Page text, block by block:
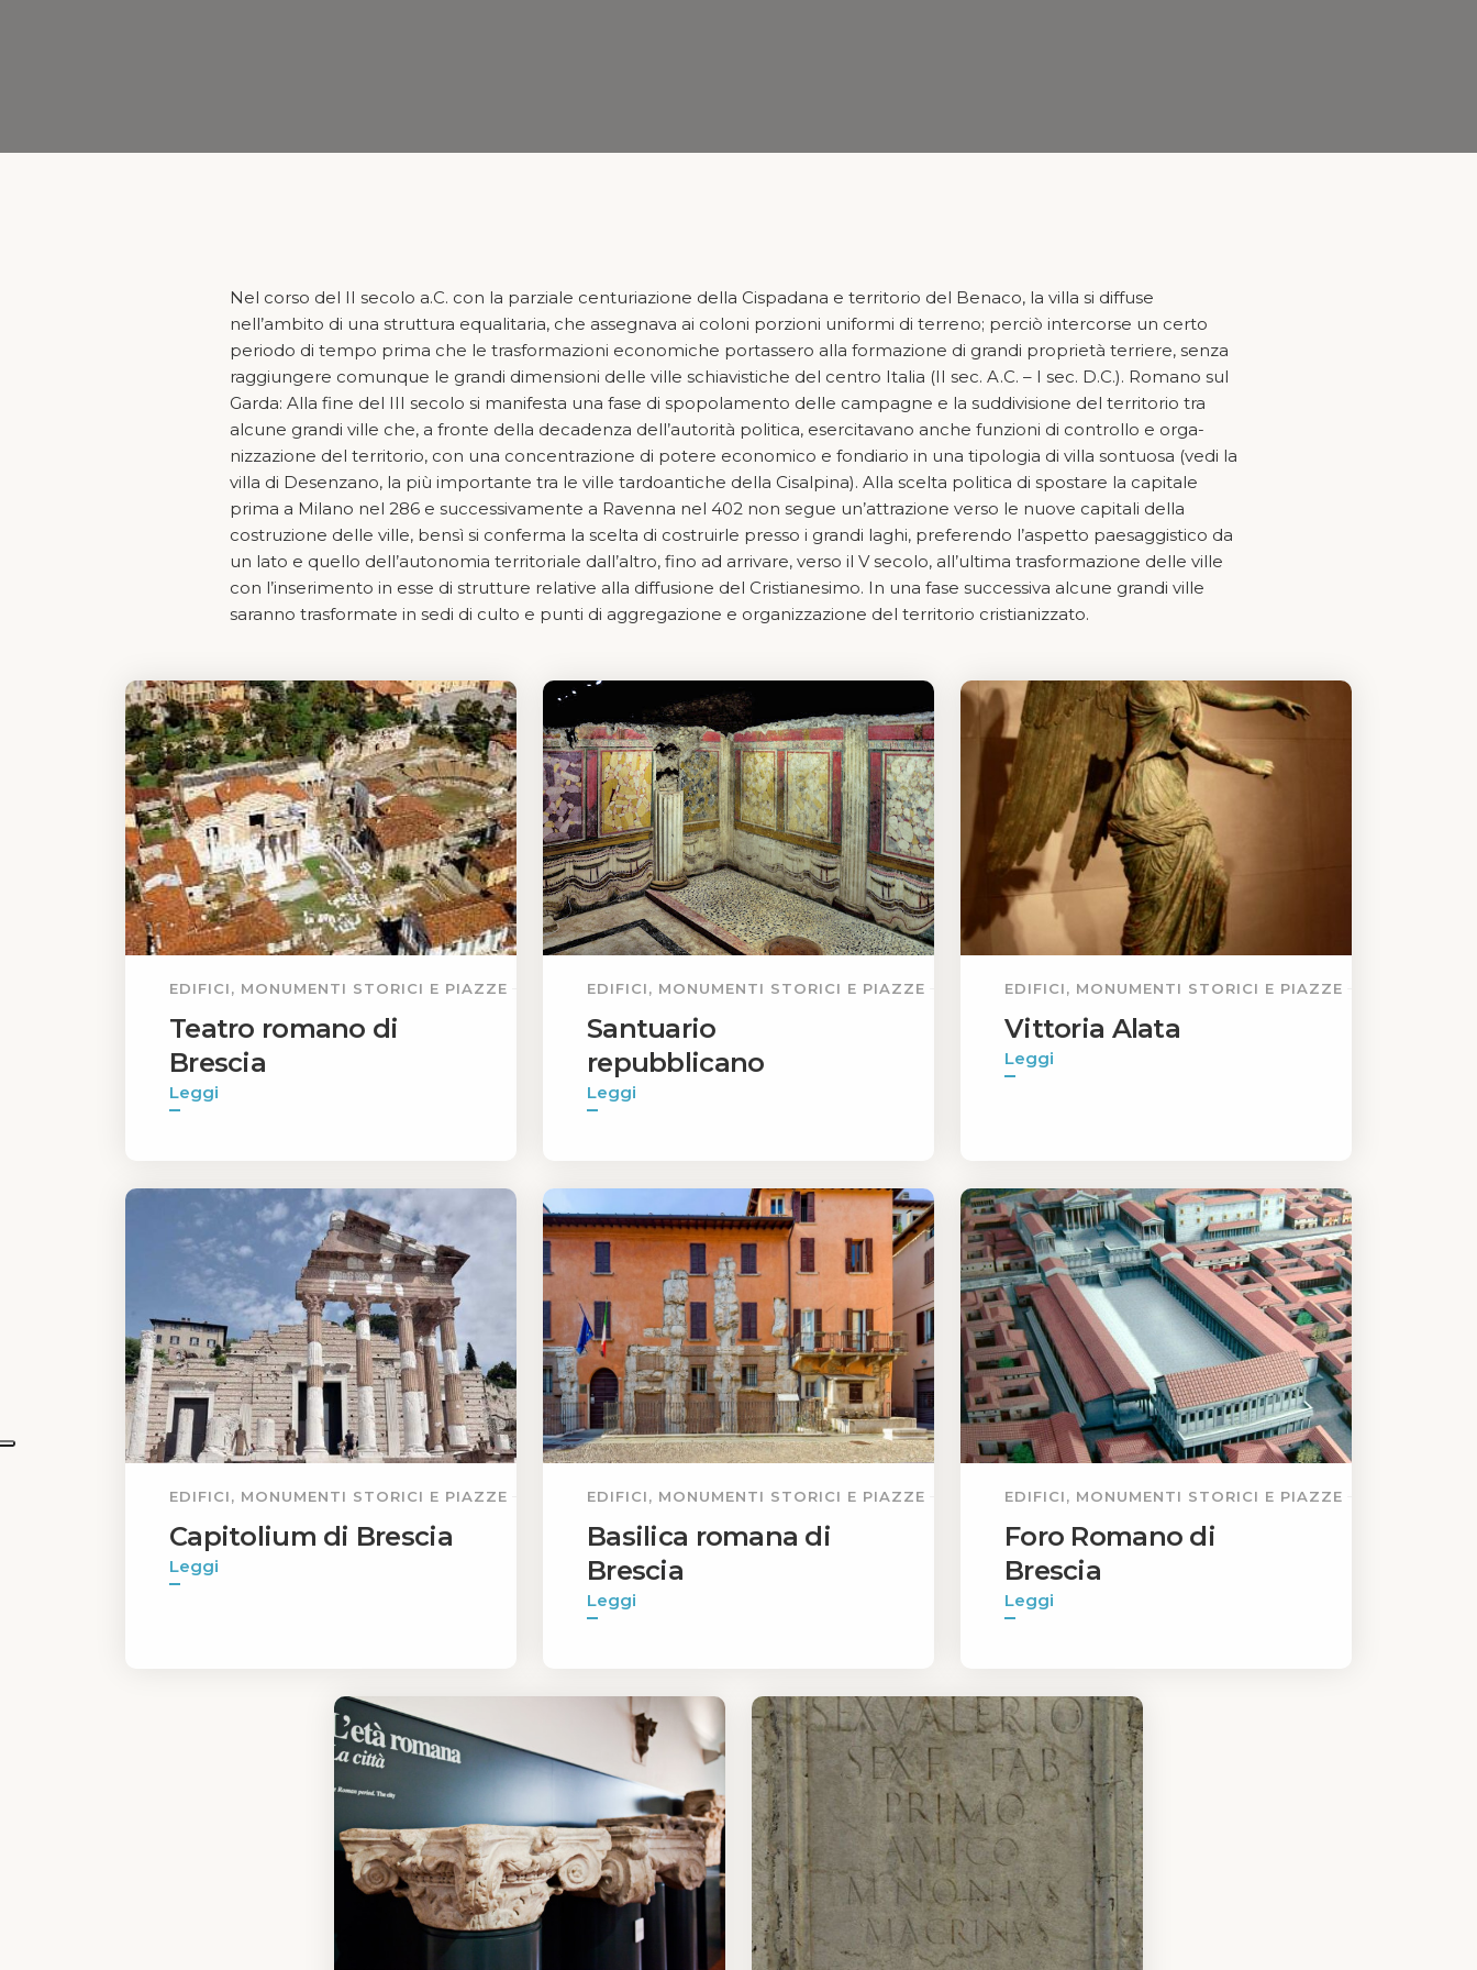
Nel corso del II secolo a.C. con la parziale centuriazione della Cispadana e territorio del Benaco, la villa si diffuse
nell’ambito di una struttura equalitaria, che assegnava ai coloni porzioni uniformi di terreno; perciò intercorse un certo
periodo di tempo prima che le trasformazioni economiche portassero alla formazione di grandi proprietà terriere, senza
raggiungere comunque le grandi dimensioni delle ville schiavistiche del centro Italia (II sec. A.C. – I sec. D.C.). Romano sul
Garda: Alla fine del III secolo si manifesta una fase di spopolamento delle campagne e la suddivisione del territorio tra
alcune grandi ville che, a fronte della decadenza dell’autorità politica, esercitavano anche funzioni di controllo e orga­
nizzazione del territorio, con una concentrazione di potere economico e fondiario in una tipologia di villa sontuosa (vedi la
villa di Desenzano, la più importante tra le ville tardoantiche della Cisalpina). Alla scelta politica di spostare la capitale
prima a Milano nel 286 e successivamente a Ravenna nel 402 non segue un’attrazione verso le nuove capitali della
costruzione delle ville, bensì si conferma la scelta di costruirle presso i grandi laghi, preferendo l’aspetto paesaggistico da
un lato e quello dell’autonomia territoriale dall’altro, fino ad arrivare, verso il V secolo, all’ultima trasformazione delle ville
con l’inserimento in esse di strutture relative alla diffusione del Cristianesimo. In una fase successiva alcune grandi ville
saranno trasformate in sedi di culto e punti di aggregazione e organizzazione del territorio cristianizzato.
EDIFICI, MONUMENTI STORICI E PIAZZE
Teatro romano di
Brescia
Leggi
EDIFICI, MONUMENTI STORICI E PIAZZE
Santuario
repubblicano
Leggi
EDIFICI, MONUMENTI STORICI E PIAZZE
Vittoria Alata
Leggi
EDIFICI, MONUMENTI STORICI E PIAZZE
Capitolium di Brescia
Leggi
EDIFICI, MONUMENTI STORICI E PIAZZE
Basilica romana di
Brescia
Leggi
EDIFICI, MONUMENTI STORICI E PIAZZE
Foro Romano di
Brescia
Leggi